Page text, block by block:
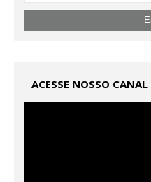
ACESSE NOSSO CANAL